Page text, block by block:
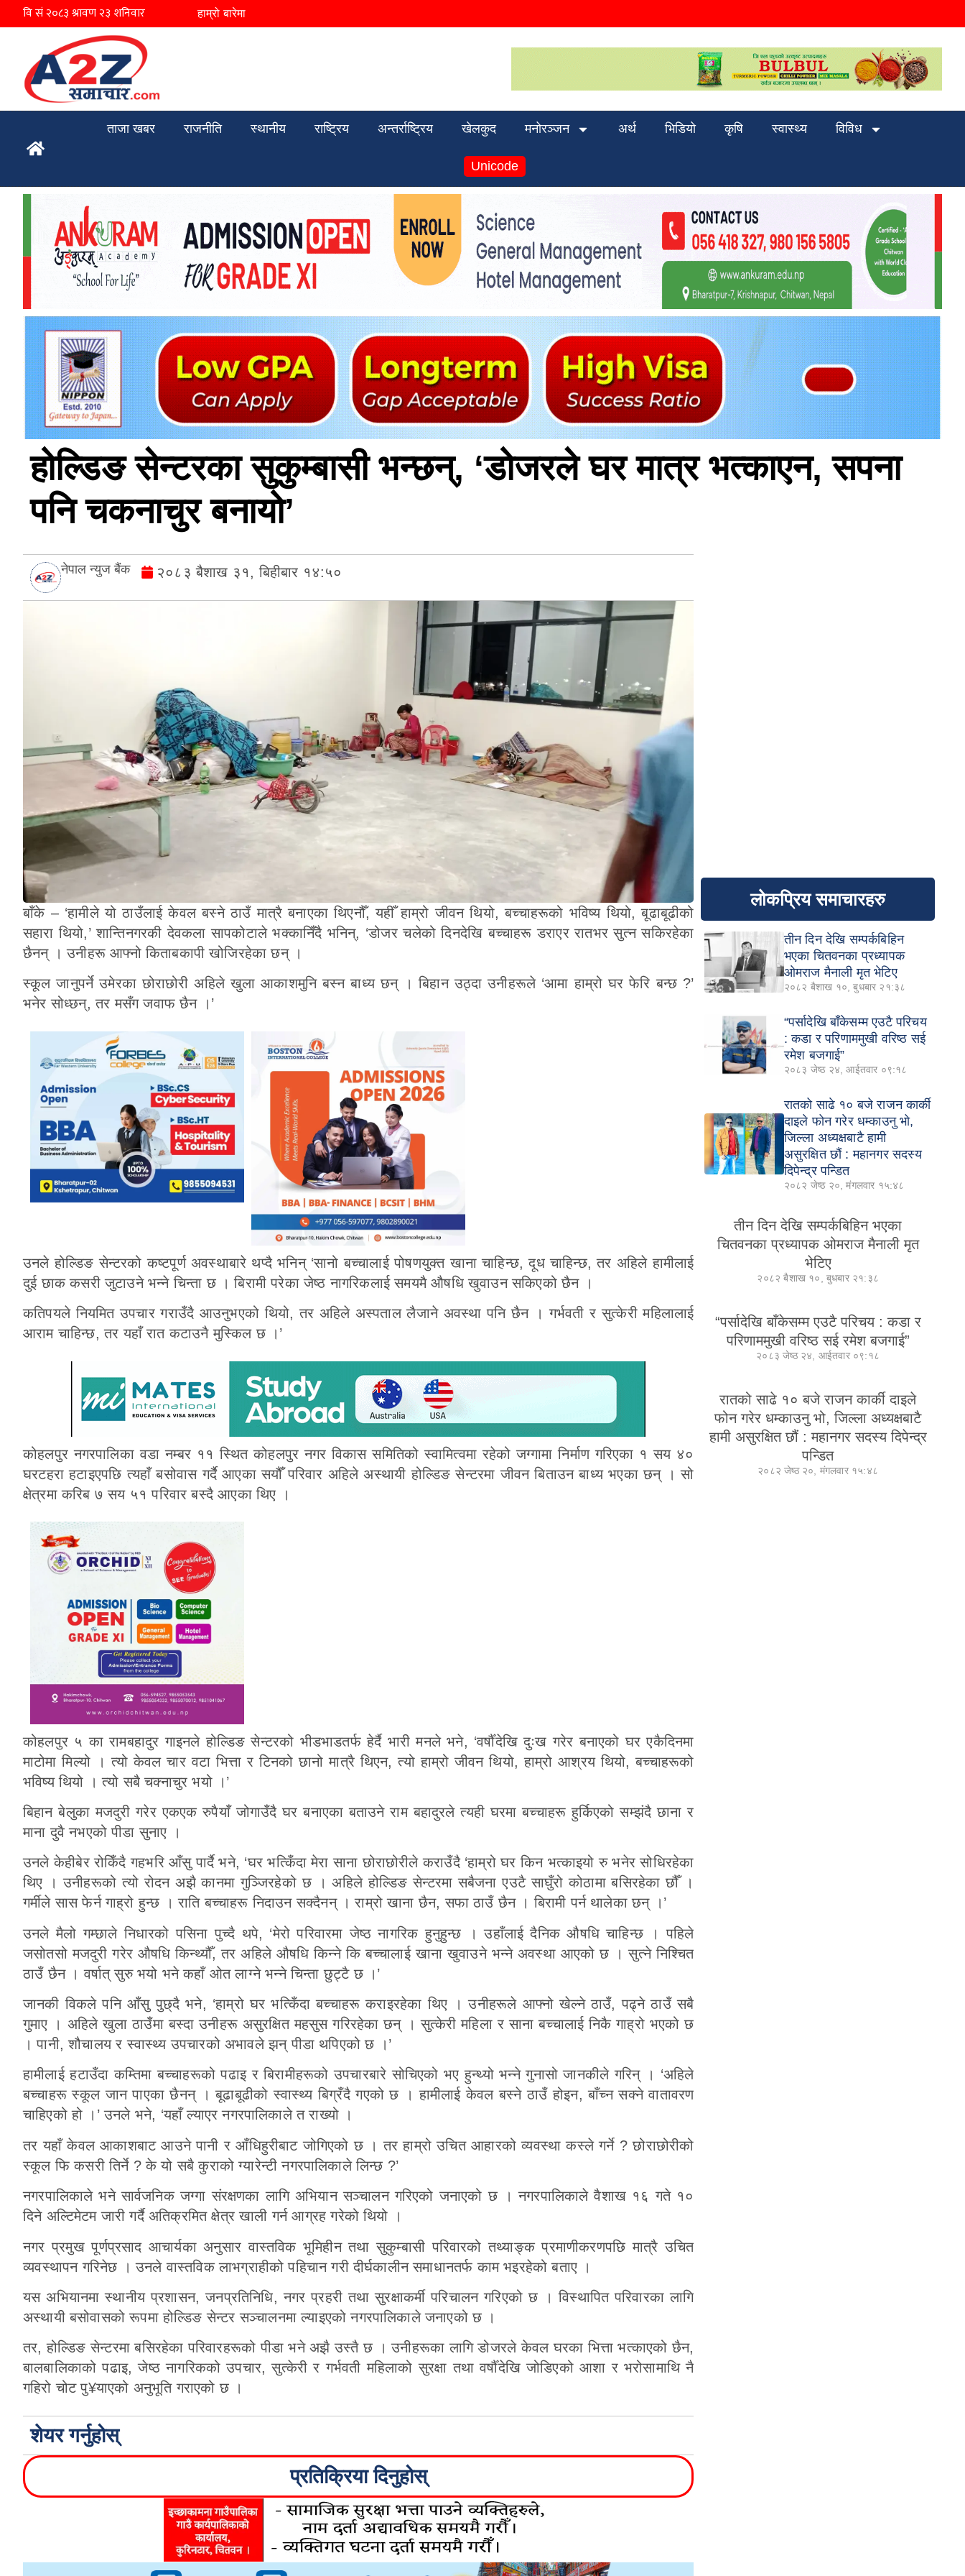
हाम्रो बारेमा
ताजा खबर राजनीति स्थानीय राष्ट्रिय अन्तर्राष्ट्रिय खेलकुद मनोरञ्जन अर्थ भिडियो कृषि स्वास्थ्य विविध
Unicode
होल्डिङ सेन्टरका सुकुम्बासी भन्छन्, ‘डोजरले घर मात्र भत्काएन, सपना
पनि चकनाचुर बनायो’
नेपाल न्युज बैंक २०८३ बैशाख ३१, बिहीबार १४:५०
बाँके – ‘हामीले यो ठाउँलाई केवल बस्ने ठाउँ मात्रै बनाएका थिएनौँ, यहीँ हाम्रो जीवन थियो, बच्चाहरूको भविष्य थियो, बूढाबूढीको
सहारा थियो,’ शान्तिनगरकी देवकला सापकोटाले भक्कानिँदै भनिन्, ‘डोजर चलेको दिनदेखि बच्चाहरू डराएर रातभर सुत्न सकिरहेका
छैनन् । उनीहरू आफ्नो किताबकापी खोजिरहेका छन् ।
स्कूल जानुपर्ने उमेरका छोराछोरी अहिले खुला आकाशमुनि बस्न बाध्य छन् । बिहान उठ्दा उनीहरूले ‘आमा हाम्रो घर फेरि बन्छ ?’
भनेर सोध्छन्, तर मसँग जवाफ छैन ।’
उनले होल्डिङ सेन्टरको कष्टपूर्ण अवस्थाबारे थप्दै भनिन् ‘सानो बच्चालाई पोषणयुक्त खाना चाहिन्छ, दूध चाहिन्छ, तर अहिले हामीलाई
दुई छाक कसरी जुटाउने भन्ने चिन्ता छ । बिरामी परेका जेष्ठ नागरिकलाई समयमै औषधि खुवाउन सकिएको छैन ।
कतिपयले नियमित उपचार गराउँदै आउनुभएको थियो, तर अहिले अस्पताल लैजाने अवस्था पनि छैन । गर्भवती र सुत्केरी महिलालाई
आराम चाहिन्छ, तर यहाँ रात कटाउनै मुस्किल छ ।’
कोहलपुर नगरपालिका वडा नम्बर ११ स्थित कोहलपुर नगर विकास समितिको स्वामित्वमा रहेको जग्गामा निर्माण गरिएका १ सय ४०
घरटहरा हटाइएपछि त्यहाँ बसोवास गर्दै आएका सयौँ परिवार अहिले अस्थायी होल्डिङ सेन्टरमा जीवन बिताउन बाध्य भएका छन् । सो
क्षेत्रमा करिब ७ सय ५१ परिवार बस्दै आएका थिए ।
कोहलपुर ५ का रामबहादुर गाइनले होल्डिङ सेन्टरको भीडभाडतर्फ हेर्दै भारी मनले भने, ‘वर्षौँदेखि दुःख गरेर बनाएको घर एकैदिनमा
माटोमा मिल्यो । त्यो केवल चार वटा भित्ता र टिनको छानो मात्रै थिएन, त्यो हाम्रो जीवन थियो, हाम्रो आश्रय थियो, बच्चाहरूको
भविष्य थियो । त्यो सबै चक्नाचुर भयो ।’
बिहान बेलुका मजदुरी गरेर एकएक रुपैयाँ जोगाउँदै घर बनाएका बताउने राम बहादुरले त्यही घरमा बच्चाहरू हुर्किएको सम्झंदै छाना र
माना दुवै नभएको पीडा सुनाए ।
उनले केहीबेर रोकिँदै गहभरि आँसु पार्दै भने, ‘घर भत्किँदा मेरा साना छोराछोरीले कराउँदै ‘हाम्रो घर किन भत्काइयो रु भनेर सोधिरहेका
थिए । उनीहरूको त्यो रोदन अझै कानमा गुञ्जिरहेको छ । अहिले होल्डिङ सेन्टरमा सबैजना एउटै साघुँरो कोठामा बसिरहेका छौँ ।
गर्मीले सास फेर्न गाह्रो हुन्छ । राति बच्चाहरू निदाउन सक्दैनन् । राम्रो खाना छैन, सफा ठाउँ छैन । बिरामी पर्न थालेका छन् ।’
उनले मैलो गम्छाले निधारको पसिना पुच्दै थपे, ‘मेरो परिवारमा जेष्ठ नागरिक हुनुहुन्छ । उहाँलाई दैनिक औषधि चाहिन्छ । पहिले
जसोतसो मजदुरी गरेर औषधि किन्थ्यौँ, तर अहिले औषधि किन्ने कि बच्चालाई खाना खुवाउने भन्ने अवस्था आएको छ । सुत्ने निश्चित
ठाउँ छैन । वर्षात् सुरु भयो भने कहाँ ओत लाग्ने भन्ने चिन्ता छुट्टै छ ।’
जानकी विकले पनि आँसु पुछ्दै भने, ‘हाम्रो घर भत्किँदा बच्चाहरू कराइरहेका थिए । उनीहरूले आफ्नो खेल्ने ठाउँ, पढ्ने ठाउँ सबै
गुमाए । अहिले खुला ठाउँमा बस्दा उनीहरू असुरक्षित महसुस गरिरहेका छन् । सुत्केरी महिला र साना बच्चालाई निकै गाह्रो भएको छ
। पानी, शौचालय र स्वास्थ्य उपचारको अभावले झन् पीडा थपिएको छ ।’
हामीलाई हटाउँदा कम्तिमा बच्चाहरूको पढाइ र बिरामीहरूको उपचारबारे सोचिएको भए हुन्थ्यो भन्ने गुनासो जानकीले गरिन् । ‘अहिले
बच्चाहरू स्कूल जान पाएका छैनन् । बूढाबूढीको स्वास्थ्य बिग्रँदै गएको छ । हामीलाई केवल बस्ने ठाउँ होइन, बाँच्न सक्ने वातावरण
चाहिएको हो ।’ उनले भने, ‘यहाँ ल्याएर नगरपालिकाले त राख्यो ।
तर यहाँ केवल आकाशबाट आउने पानी र आँधिहुरीबाट जोगिएको छ । तर हाम्रो उचित आहारको व्यवस्था कस्ले गर्ने ? छोराछोरीको
स्कूल फि कसरी तिर्ने ? के यो सबै कुराको ग्यारेन्टी नगरपालिकाले लिन्छ ?’
नगरपालिकाले भने सार्वजनिक जग्गा संरक्षणका लागि अभियान सञ्चालन गरिएको जनाएको छ । नगरपालिकाले वैशाख १६ गते १०
दिने अल्टिमेटम जारी गर्दै अतिक्रमित क्षेत्र खाली गर्न आग्रह गरेको थियो ।
नगर प्रमुख पूर्णप्रसाद आचार्यका अनुसार वास्तविक भूमिहीन तथा सुकुम्बासी परिवारको तथ्याङ्क प्रमाणीकरणपछि मात्रै उचित
व्यवस्थापन गरिनेछ । उनले वास्तविक लाभग्राहीको पहिचान गरी दीर्घकालीन समाधानतर्फ काम भइरहेको बताए ।
यस अभियानमा स्थानीय प्रशासन, जनप्रतिनिधि, नगर प्रहरी तथा सुरक्षाकर्मी परिचालन गरिएको छ । विस्थापित परिवारका लागि
अस्थायी बसोवासको रूपमा होल्डिङ सेन्टर सञ्चालनमा ल्याइएको नगरपालिकाले जनाएको छ ।
तर, होल्डिङ सेन्टरमा बसिरहेका परिवारहरूको पीडा भने अझै उस्तै छ । उनीहरूका लागि डोजरले केवल घरका भित्ता भत्काएको छैन,
बालबालिकाको पढाइ, जेष्ठ नागरिकको उपचार, सुत्केरी र गर्भवती महिलाको सुरक्षा तथा वर्षौँदेखि जोडिएको आशा र भरोसामाथि नै
गहिरो चोट पु¥याएको अनुभूति गराएको छ ।
शेयर गर्नुहोस्
प्रतिक्रिया दिनुहोस्
लोकप्रिय समाचारहरु
तीन दिन देखि सम्पर्कबिहिन
भएका चितवनका प्रध्यापक
ओमराज मैनाली मृत भेटिए
२०८२ बैशाख १०, बुधबार २१:३८
“पर्सादेखि बाँकेसम्म एउटै परिचय
: कडा र परिणाममुखी वरिष्ठ सई
रमेश बजगाई”
२०८३ जेष्ठ २४, आईतवार ०९:१८
रातको साढे १० बजे राजन कार्की
दाइले फोन गरेर धम्काउनु भो,
जिल्ला अध्यक्षबाटै हामी
असुरक्षित छौं : महानगर सदस्य
दिपेन्द्र पन्डित
२०८२ जेष्ठ २०, मंगलवार १५:४८
तीन दिन देखि सम्पर्कबिहिन भएका
चितवनका प्रध्यापक ओमराज मैनाली मृत
भेटिए
२०८२ बैशाख १०, बुधबार २१:३८
“पर्सादेखि बाँकेसम्म एउटै परिचय : कडा र
परिणाममुखी वरिष्ठ सई रमेश बजगाई”
२०८३ जेष्ठ २४, आईतवार ०९:१८
रातको साढे १० बजे राजन कार्की दाइले
फोन गरेर धम्काउनु भो, जिल्ला अध्यक्षबाटै
हामी असुरक्षित छौं : महानगर सदस्य दिपेन्द्र
पन्डित
२०८२ जेष्ठ २०, मंगलवार १५:४८